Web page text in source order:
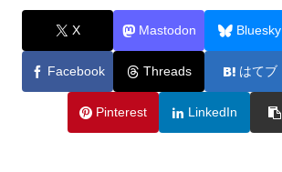
X Mastodon Bluesky
Facebook Threads はてブ
Pinterest LinkedIn